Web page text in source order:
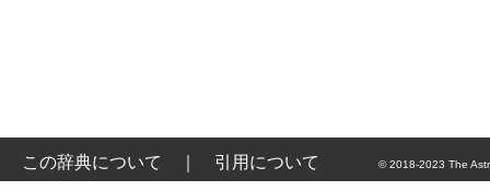
この辞典について 引用について © 2018-2023 The